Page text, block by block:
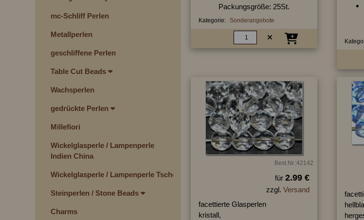
mc-Schliff Perlen
Metallperlen
geschliffene Perlen
Table Cut Beads
Wachsperlen
gedrückte Perlen
Millefiori
Wickelglasperle / Lampenperle
Indien China
Wickelglasperle / Lampenperle Tschechien
Steinperlen / Stone Beads
Charms
Packungsgröße: 25St.
Kategorie: Sonderangebote
Best.Nr.:42142
für 2.99 €
zzgl. Versand
facettierte Glasperlen
kristall,